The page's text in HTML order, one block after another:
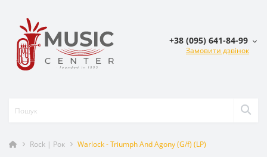
+38 (095) 641-84-99
Замовити дзвінок
Rock | Рок Warlock - Triumph And Agony (G/f) (LP)